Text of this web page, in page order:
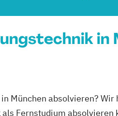
in
München absolvieren? Wir
Fernstudium absolvieren